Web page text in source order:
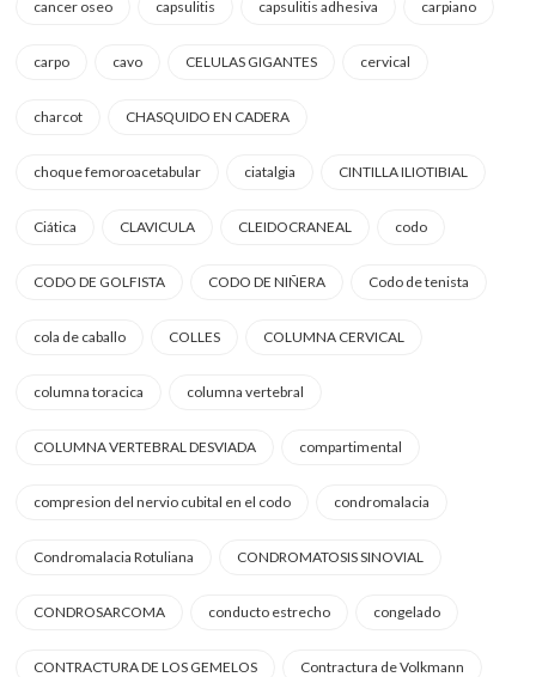
cancer oseo capsulitis capsulitis adhesiva carpiano
carpo cavo CELULAS GIGANTES cervical
charcot CHASQUIDO EN CADERA
choque femoroacetabular ciatalgia CINTILLA ILIOTIBIAL
Ciática CLAVICULA CLEIDOCRANEAL codo
CODO DE GOLFISTA CODO DE NIÑERA Codo de tenista
cola de caballo COLLES COLUMNA CERVICAL
columna toracica columna vertebral
COLUMNA VERTEBRAL DESVIADA compartimental
compresion del nervio cubital en el codo condromalacia
Condromalacia Rotuliana CONDROMATOSIS SINOVIAL
CONDROSARCOMA conducto estrecho congelado
CONTRACTURA DE LOS GEMELOS Contractura de Volkmann